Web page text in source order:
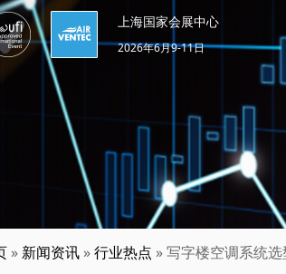
上海国家会展中心
2026年6月9-11日
» 新闻资讯 »行业热点 » 写字楼空调系统